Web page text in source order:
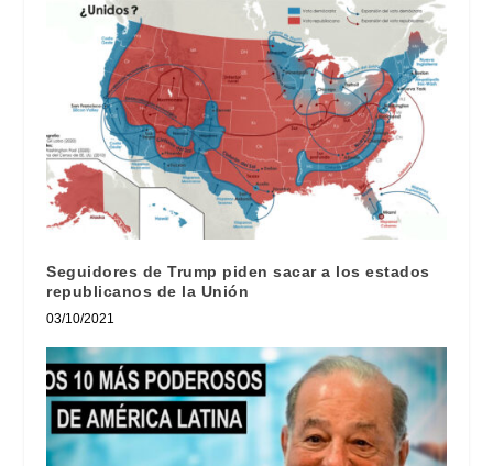
Seguidores de Trump piden sacar a los estados
republicanos de la Unión
03/10/2021